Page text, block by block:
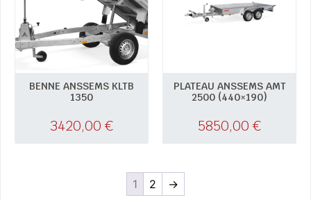
BENNE ANSSEMS KLTB
1350
3420,00 €
PLATEAU ANSSEMS AMT
2500 (440×190)
5850,00 €
1 2 →